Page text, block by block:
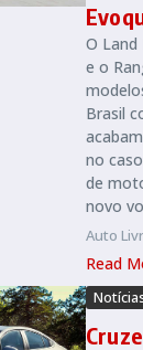
O Land
e o
Brasil
no
de
novo
Auto
Read